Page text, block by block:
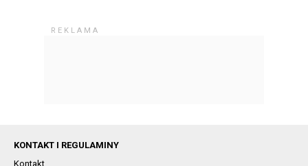
KONTAKT I REGULAMINY
Kontakt